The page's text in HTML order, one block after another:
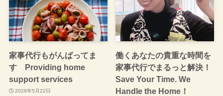
家事代行もがんばってま
す Providing home
support services
2026年5月22日
働くあなたの貴重な時間を
家事代行でまるっと解決！
Save Your Time. We
Handle the Home！